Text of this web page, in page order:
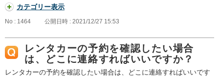
カテゴリー表示
No : 1464 公開日時 : 2021/12/27 15:53
レンタカーの予約を確認したい場合
は、どこに連絡すればいいですか？
レンタカーの予約を確認したい場合は、どこに連絡すればいいです